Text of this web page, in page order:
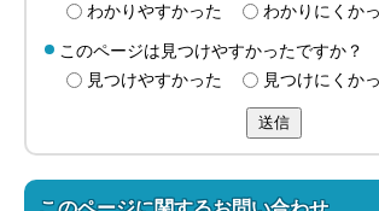
わかりやすかった
わかりにくか
このページは見つけやすかったですか？
見つけやすかった
見つけにくか
送信